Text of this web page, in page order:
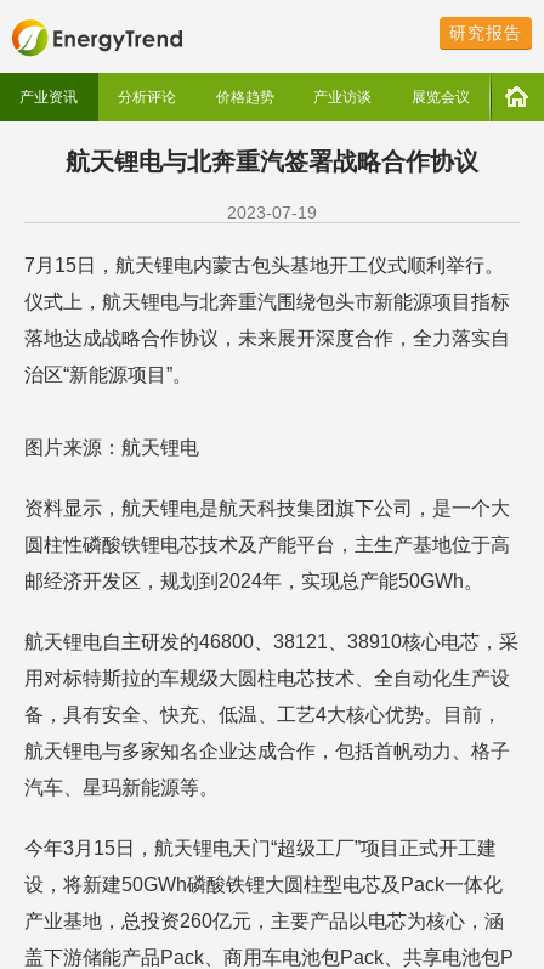
研究报告
产业资讯 分析评论 价格趋势 产业访谈 展览会议
航天锂电与北奔重汽签署战略合作协议
2023-07-19
7月15日，航天锂电内蒙古包头基地开工仪式顺利举行。
仪式上，航天锂电与北奔重汽围绕包头市新能源项目指标
落地达成战略合作协议，未来展开深度合作，全力落实自
治区“新能源项目”。
图片来源：航天锂电
资料显示，航天锂电是航天科技集团旗下公司，是一个大
圆柱性磷酸铁锂电芯技术及产能平台，主生产基地位于高
邮经济开发区，规划到2024年，实现总产能50GWh。
航天锂电自主研发的46800、38121、38910核心电芯，采
用对标特斯拉的车规级大圆柱电芯技术、全自动化生产设
备，具有安全、快充、低温、工艺4大核心优势。目前，
航天锂电与多家知名企业达成合作，包括首帆动力、格子
汽车、星玛新能源等。
今年3月15日，航天锂电天门“超级工厂”项目正式开工建
设，将新建50GWh磷酸铁锂大圆柱型电芯及Pack一体化
产业基地，总投资260亿元，主要产品以电芯为核心，涵
盖下游储能产品Pack、商用车电池包Pack、共享电池包P